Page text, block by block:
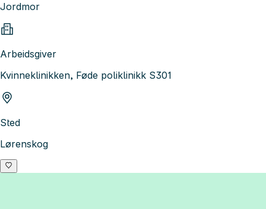
Jordmor
Arbeidsgiver
Kvinneklinikken, Føde poliklinikk S301
Sted
Lørenskog